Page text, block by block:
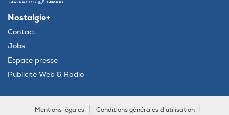
Nostalgie+
Contact
Jobs
Espace presse
Publicité Web & Radio
Mentions légales
Conditions générales d'utilisation